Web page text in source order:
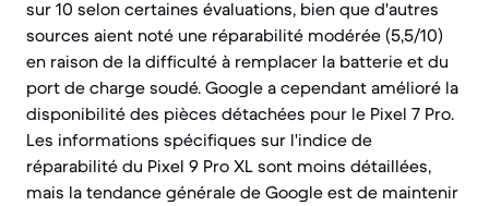
sur 10 selon certaines évaluations, bien que d'autres
sources aient noté une réparabilité modérée (5,5/10)
en raison de la difficulté à remplacer la batterie et du
port de charge soudé. Google a cependant amélioré la
disponibilité des pièces détachées pour le Pixel 7 Pro.
Les informations spécifiques sur l'indice de
réparabilité du Pixel 9 Pro XL sont moins détaillées,
mais la tendance générale de Google est de maintenir